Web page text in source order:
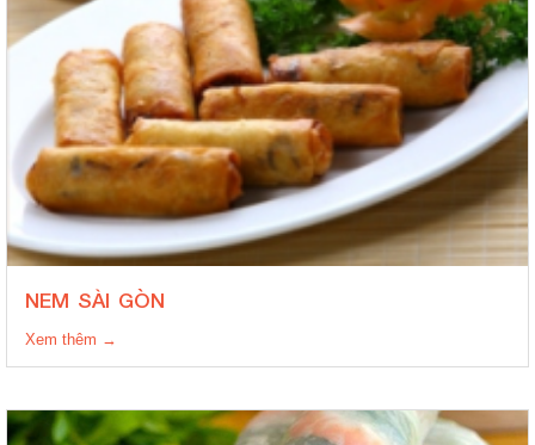
NEM SÀI GÒN
Xem thêm →